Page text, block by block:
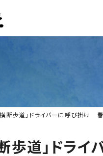
横断歩道」ドライバーに呼び掛
断歩道」ド